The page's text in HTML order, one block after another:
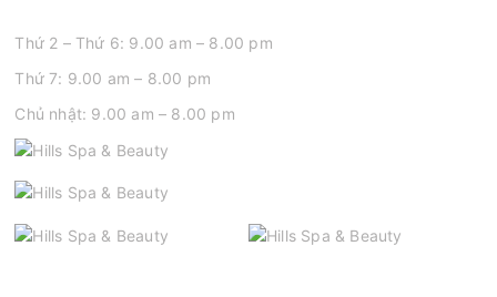
Thứ 2 – Thứ 6: 9.00 am – 8.00 pm
Thứ 7: 9.00 am – 8.00 pm
Chủ nhật: 9.00 am – 8.00 pm